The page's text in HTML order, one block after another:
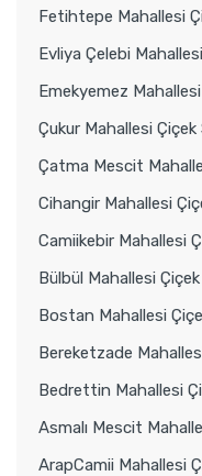
Fetihtepe Mahallesi
Evliya Çelebi
Emekyemez
Çukur Mahallesi
Çatma Mescit
Cihangir Mahallesi
Camiikebir Mahallesi
Bülbül Mahallesi
Bostan Mahallesi
Bereketzade
Bedrettin Mahallesi
Asmalı Mescit
ArapCamii Mahallesi